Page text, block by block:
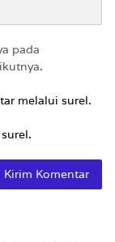
pada
melalui surel.